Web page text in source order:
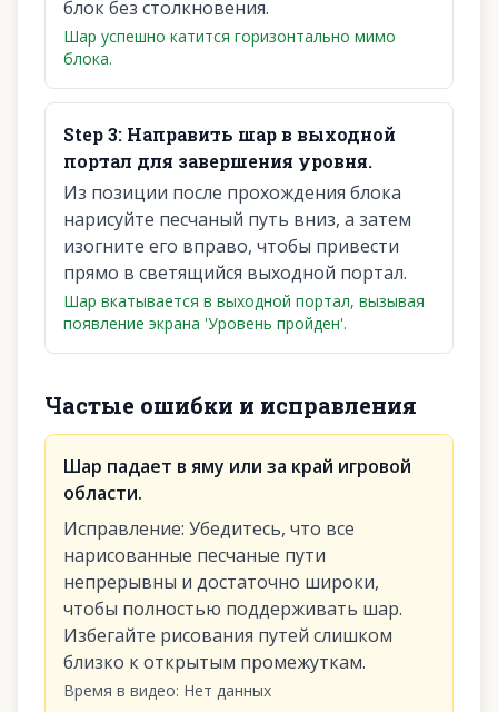
блок без столкновения.
Шар успешно катится горизонтально мимо
блока.
Step3: Направить шар в выходной
портал для завершения уровня.
Из позиции после прохождения блока
нарисуйте песчаный путь вниз, а затем
изогните его вправо, чтобы привести
прямо в светящийся выходной портал.
Шар вкатывается в выходной портал, вызывая
появление экрана 'Уровень пройден'.
Частые ошибки и исправления
Шар падает в яму или за край игровой
области.
Исправление: Убедитесь, что все
нарисованные песчаные пути
непрерывны и достаточно широки,
чтобы полностью поддерживать шар.
Избегайте рисования путей слишком
близко к открытым промежуткам.
Время в видео: Нет данных